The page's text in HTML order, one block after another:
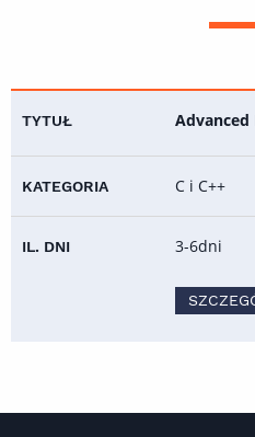
Advanced
C i C++
3-6dni